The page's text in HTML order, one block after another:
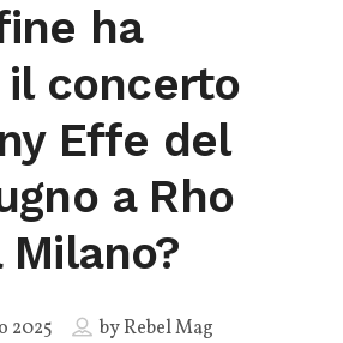
ha
concerto
Effe del
a Rho
Milano?
2025 byRebel Mag